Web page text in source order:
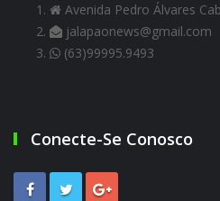
Avenida Pedro Álvares
jalapaonews@gmail.com
(63)99995.9493
Conecte-Se Conosco